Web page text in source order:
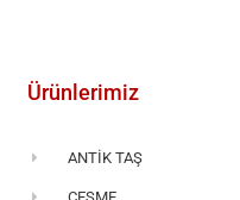
Ürünlerimiz
ANTİK TAŞ